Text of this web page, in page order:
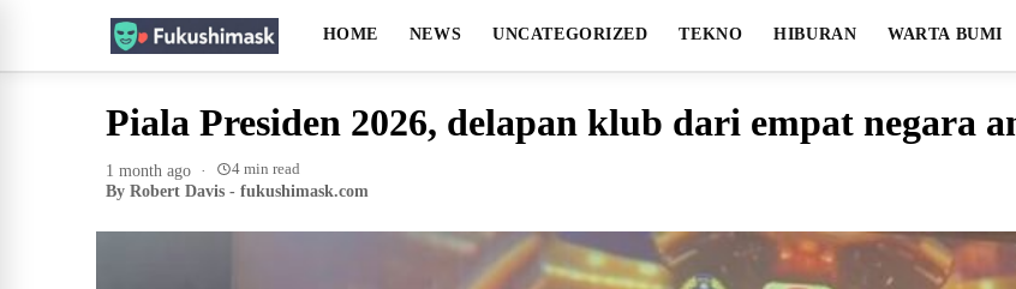
HOME NEWS UNCATEGORIZED TEKNO HIBURAN WARTA BUMI
Piala Presiden 2026, delapan klub dari empat negara
1 month ago · 4 min read
By Robert Davis - fukushimask.com